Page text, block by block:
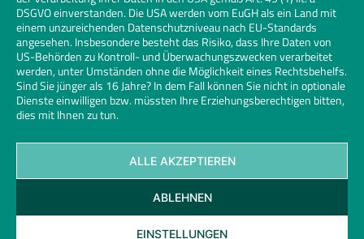
DSGVO einverstanden. Die USA werden vom EuGH als ein Land mit
einem unzureichenden Datenschutzniveau nach EU-Standards
angesehen. Insbesondere besteht das Risiko, dass Ihre Daten von
US-Behörden zu Kontroll- und Überwachungszwecken verarbeitet
werden, unter Umständen ohne die Möglichkeit eines Rechtsbehelfs.
Sind Sie jünger als 16 Jahre? In dem Fall können Sie nicht in optionale
Dienste einwilligen bzw. müssten Ihre Erziehungsberechtigen bitten,
dies mit Ihnen zu tun.
ALLE AKZEPTIEREN
ABLEHNEN
EINSTELLUNGEN
Kontakt Datenschutz Impressum
Cookies
Glaserhandwerk | Links
© 2026 Bundesinnungsverband des Glaserhandwerks | Design und